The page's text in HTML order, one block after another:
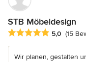
STB Möbeldesign
Durchschnittliche
5,0 (15
Wir planen, gestalten